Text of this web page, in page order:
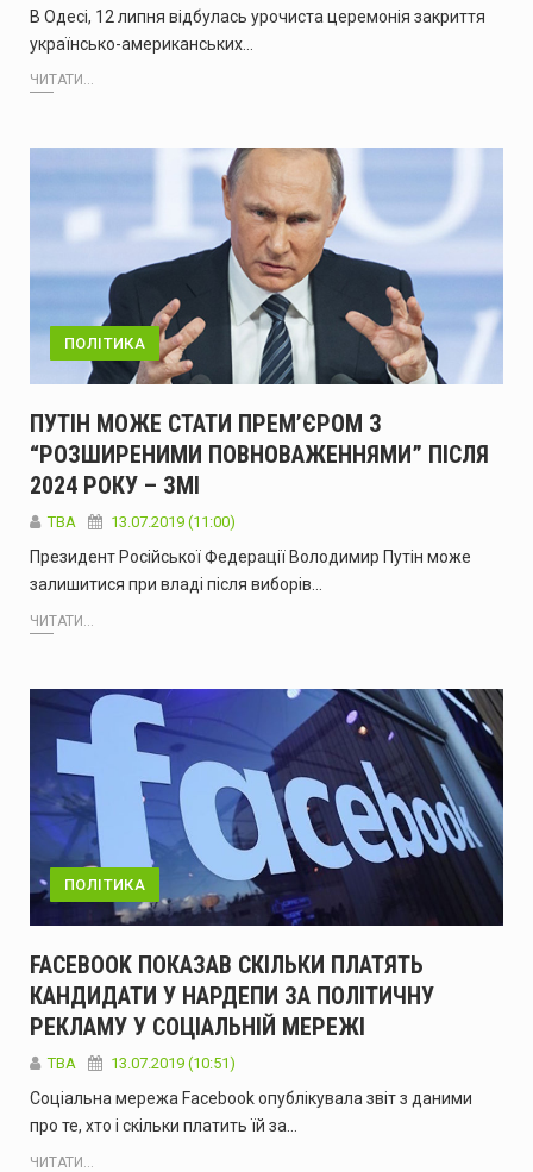
В Одесі, 12 липня відбулась урочиста церемонія закриття
українсько-американських…
ЧИТАТИ...
ПОЛІТИКА
ПУТІН МОЖЕ СТАТИ ПРЕМ’ЄРОМ З
“РОЗШИРЕНИМИ ПОВНОВАЖЕННЯМИ” ПІСЛЯ
2024 РОКУ – ЗМІ
ТВА 13.07.2019 (11:00)
Президент Російської Федерації Володимир Путін може
залишитися при владі після виборів…
ЧИТАТИ...
ПОЛІТИКА
FACEBOOK ПОКАЗАВ СКІЛЬКИ ПЛАТЯТЬ
КАНДИДАТИ У НАРДЕПИ ЗА ПОЛІТИЧНУ
РЕКЛАМУ У СОЦІАЛЬНІЙ МЕРЕЖІ
ТВА 13.07.2019 (10:51)
Соціальна мережа Facebook опублікувала звіт з даними
про те, хто і скільки платить їй за…
ЧИТАТИ...